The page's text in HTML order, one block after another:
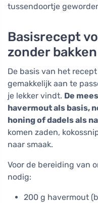
tussendoortje
Basisrecept
zonder bakken
De basis van het
gemakkelijk aan te
je lekker vindt. De
havermout als basis,
honing of dadels als
komen zaden,
naar smaak.
Voor de bereiding van
nodig:
200 g havermout